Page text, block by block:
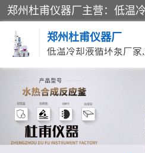
郑州杜甫仪器厂
循环水真空泵厂家
低温冷却液循环泵厂家